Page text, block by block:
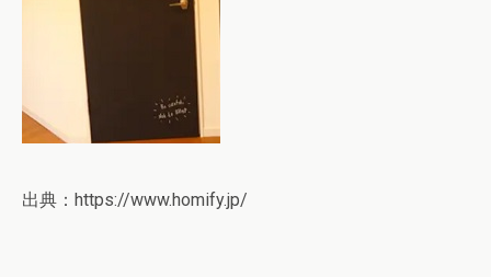
出典：https://www.homify.jp/